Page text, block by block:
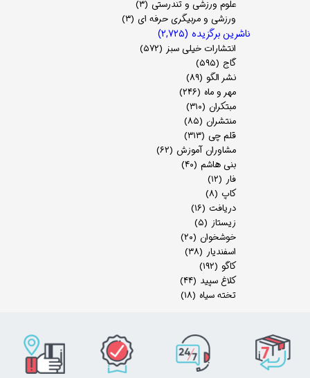
علوم ورزشی و تندرستی (۳)
ورزشی و مربیگری حرفه ای (۳)
ناشرین برگزیده (۲,۷۲۵)
انتشارات خیلی سبز (۵۷۲)
گاج (۵۹۵)
نشر الگو (۸۹)
مهر و ماه (۲۴۶)
مبتکران (۳۱۰)
منتشران (۸۵)
قلم چی (۳۱۳)
مشاوران آموزش (۶۲)
بنی هاشم (۴۰)
فار (۱۲)
کاپ (۸)
دریافت (۱۶)
زیستاز (۵)
خوشخوان (۲۰)
اسفندیار (۳۸)
کاگو (۱۹۲)
کلاغ سپید (۴۴)
تخته سیاه (۱۸)